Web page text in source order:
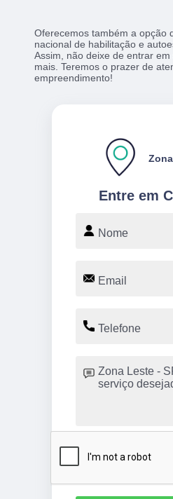
Oferecemos também a opção
nacional de habilitação e
Assim, não deixe de entrar
mais. Teremos o prazer de
empreendimento!
Entre em